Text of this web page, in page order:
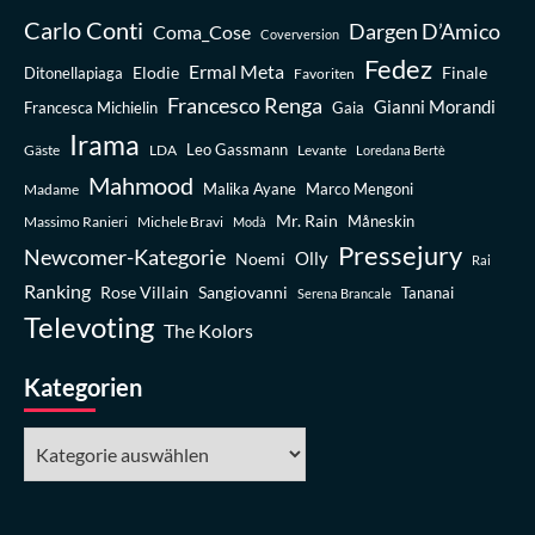
Carlo Conti Coma_Cose Coverversion Dargen D’Amico
Ditonellapiaga Elodie Ermal Meta Favoriten Fedez Finale
Francesca Michielin Francesco Renga Gaia Gianni Morandi
Gäste Irama LDA Leo Gassmann Levante Loredana Bertè
Madame Mahmood Malika Ayane Marco Mengoni
Massimo Ranieri Michele Bravi Modà Mr. Rain Måneskin
Newcomer-Kategorie Noemi Olly Pressejury Rai
Ranking Rose Villain Sangiovanni Serena Brancale Tananai
Televoting The Kolors
Kategorien